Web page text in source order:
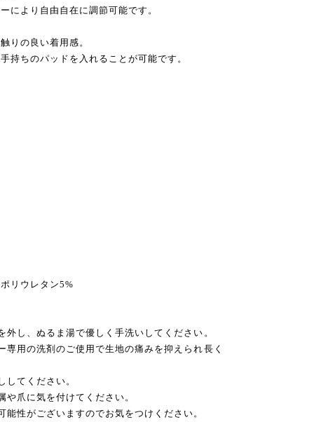
により自由自在に調節可能です。
りの良い着用感。
持ちのパッドを入れることが可能です。
リウレタン5%
し、ぬるま湯で優しく手洗いしてください。
用の洗剤のご使用で生地の痛みを抑えられ長く
てください。
爪に気を付けてください。
性がございますのでお気をつけください。